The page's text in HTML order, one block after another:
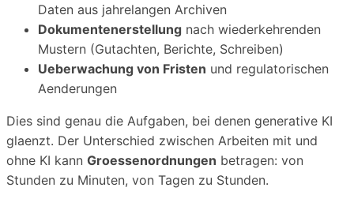
Daten aus jahrelangen Archiven
Dokumentenerstellung nach wiederkehrenden
Mustern (Gutachten, Berichte, Schreiben)
Ueberwachung von Fristen und regulatorischen
Aenderungen
Dies sind genau die Aufgaben, bei denen generative KI
glaenzt. Der Unterschied zwischen Arbeiten mit und
ohne KI kann Groessenordnungen betragen: von
Stunden zu Minuten, von Tagen zu Stunden.